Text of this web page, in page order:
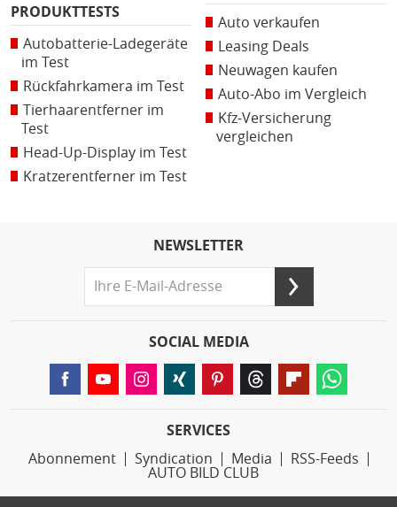
PRODUKTTESTS
Autobatterie-Ladegeräte
im Test
Rückfahrkamera im Test
Tierhaarentferner im
Test
Head-Up-Display im Test
Kratzerentferner im Test
Auto verkaufen
Leasing Deals
Neuwagen kaufen
Auto-Abo im Vergleich
Kfz-Versicherung
vergleichen
NEWSLETTER
SOCIAL MEDIA
SERVICES
Abonnement
Syndication Media
RSS-Feeds
AUTO BILD CLUB